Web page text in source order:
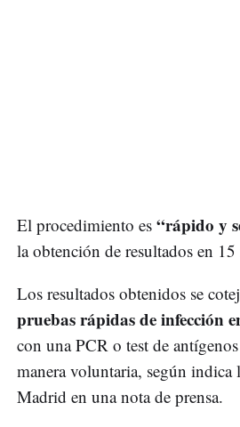
El procedimiento es “rápido y
la obtención de resultados en
Los resultados obtenidos se
pruebas rápidas de infección
con una PCR o test de
manera voluntaria, según
Madrid en una nota de prensa.